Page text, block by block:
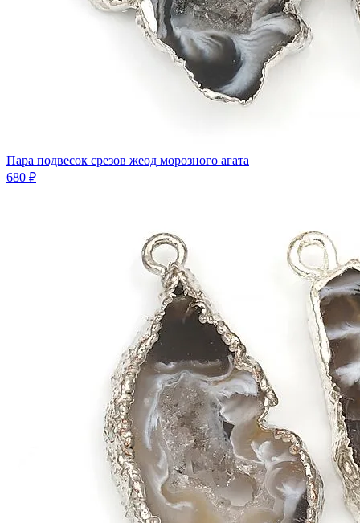
Пара подвесок срезов жеод морозного агата
680 ₽